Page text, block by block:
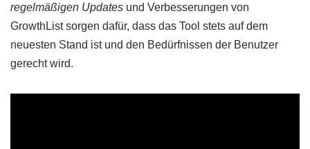
regelmäßigen Updates und Verbesserungen von
GrowthList sorgen dafür, dass das Tool stets auf dem
neuesten Stand ist und den Bedürfnissen der Benutzer
gerecht wird.